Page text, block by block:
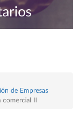
de Empresas
II